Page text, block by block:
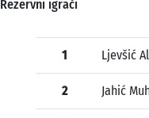
Rezervni igrači
1 Ljevšić
2 Jahić